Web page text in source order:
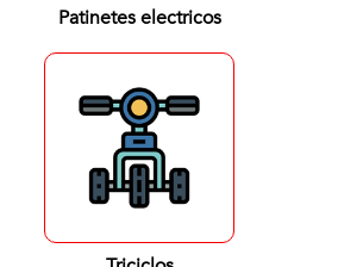
Patinetes electricos